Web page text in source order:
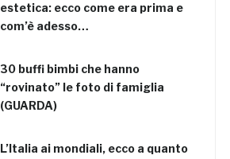
estetica: ecco come era prima e
com’è adesso…
30 buffi bimbi che hanno
“rovinato” le foto di famiglia
(GUARDA)
L’Italia ai mondiali, ecco a quanto